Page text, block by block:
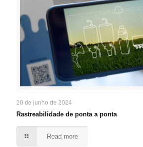
20 de junho de 2024
Rastreabilidade de ponta a ponta
Read more